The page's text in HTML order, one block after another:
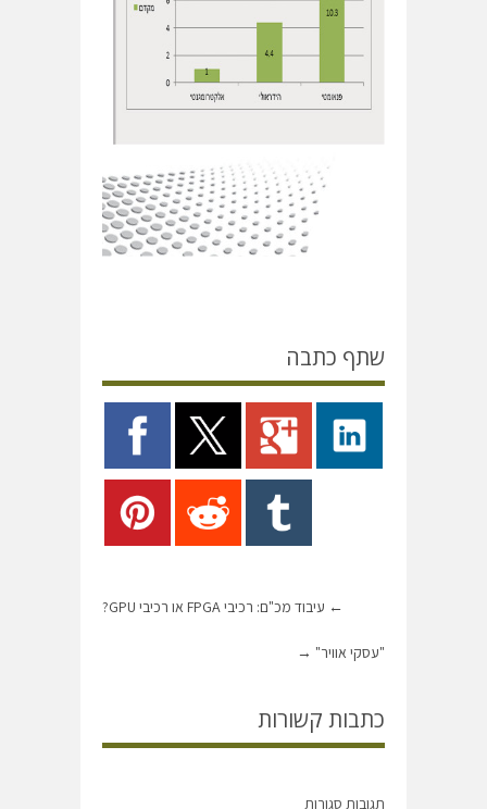
שתף כתבה
← עיבוד מכ"ם: רכיבי FPGA או רכיבי GPU?
"עסקי אוויר" →
כתבות קשורות
תגובות סגורות